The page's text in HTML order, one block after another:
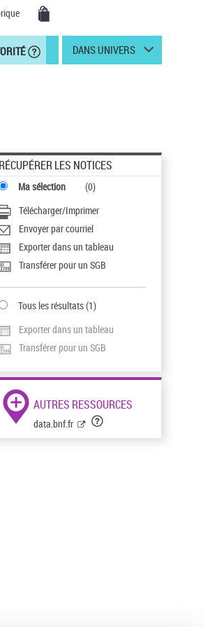
DANS UNIVERS
RÉCUPÉRER LES NOTICES
Ma sélection (0)
Télécharger/Imprimer
Envoyer par courriel
Exporter dans un tableau
Transférer pour un SGB
Tous les résultats(1)
Exporter dans un tableau
Transférer pour un SGB
AUTRES RESSOURCES
data.bnf.fr